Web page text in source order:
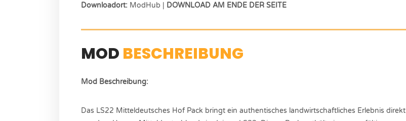
Downloadort: ModHub | DOWNLOAD AM ENDE DER SEITE
MOD BESCHREIBUNG
Mod Beschreibung:
Das LS22 Mitteldeutsches Hof Pack bringt ein authentisches landwirtschaftliches Erlebnis direkt